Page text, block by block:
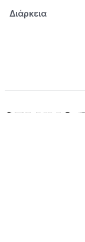
Διάρκεια